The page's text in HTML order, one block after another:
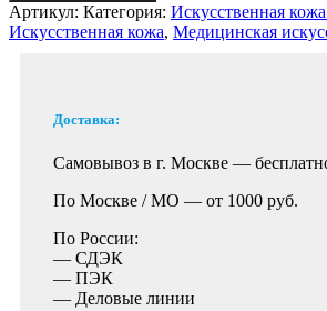
Артикул: Категория: Искусственная
Искусственная кожа, Медицинская
Доставка:
Самовывоз в г. Москве —
По Москве / МО — от 1000 руб.
По России:
— СДЭК
— ПЭК
— Деловые линии